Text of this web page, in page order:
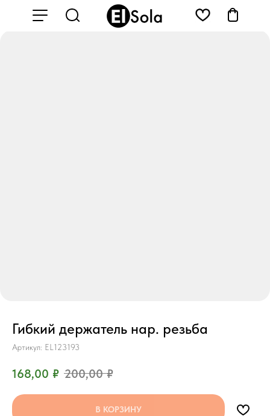
Гибкий держатель нар. резьба
Артикул: EL123193
168,00 ₽ 200,00 ₽
В КОРЗИНУ